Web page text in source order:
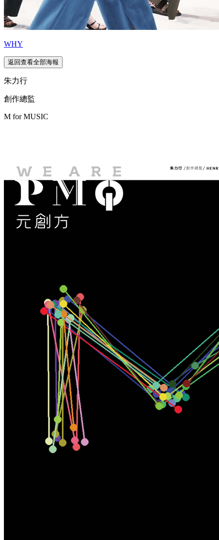
WHY
返回查看全部海報
朱力行
創作總監
M forMUSIC